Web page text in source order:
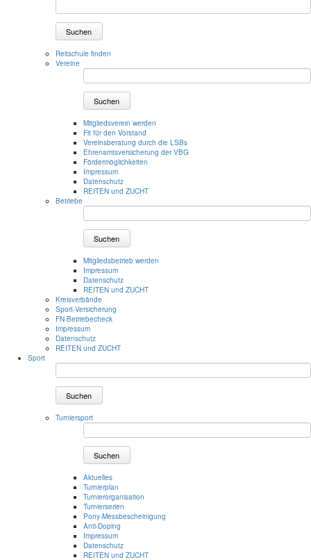
Suchen
Reitschule finden
Vereine
Suchen
Mitgliedsverein werden
Fit für den Vorstand
Vereinsberatung durch die LSBs
Ehrenamtsversicherung der VBG
Fördermöglichkeiten
Impressum
Datenschutz
REITEN und ZUCHT
Betriebe
Suchen
Mitgliedsbetrieb werden
Impressum
Datenschutz
REITEN und ZUCHT
Kreisverbände
Sport-Versicherung
FN-Betriebecheck
Impressum
Datenschutz
REITEN und ZUCHT
Sport
Suchen
Turniersport
Suchen
Aktuelles
Turnierplan
Turnierorganisation
Turnierserien
Pony-Messbescheinigung
Anti-Doping
Impressum
Datenschutz
REITEN und ZUCHT